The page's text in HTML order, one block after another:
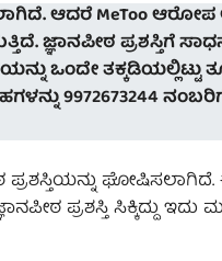
ಆದರೆ MeToo
ಜ್ಞಾನಪೀಠ ಪ್ರಶಸ್ತಿಗೆ
ಒಂದೇ ತಕ್ಕಡಿಯಲ್ಲಿಟ್ಟು
9972673244
ಘೋಷಿಸಲಾಗಿದೆ.
ಪ್ರಶಸ್ತಿ ಸಿಕ್ಕಿದ್ದು ಇದು